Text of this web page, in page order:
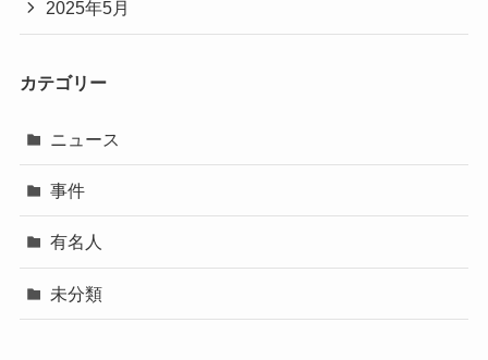
2025年5月
カテゴリー
ニュース
事件
有名人
未分類